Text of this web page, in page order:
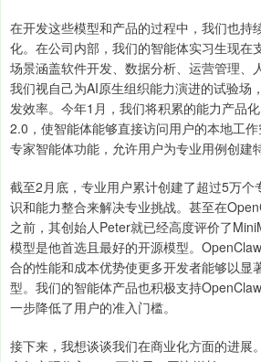
在开发这些模型和产品的过程中，我们也持
化。在公司内部，我们的智能体实习生现在
场景涵盖软件开发、数据分析、运营管理、
我们视自己为AI原生组织能力演进的试验场
发效率。今年1月，我们将积累的能力产品
2.0，使智能体能够直接访问用户的本地工
专家智能体功能，允许用户为专业用例创建
截至2月底，专业用户累计创建了超过5万个
识和能力整合来解决专业挑战。甚至在
之前，其创始人Peter就已经高度评价了
模型是他首选且最好的开源模型。
合的性能和成本优势使更多开发者能够以显
型。我们的智能体产品也积极支持
一步降低了用户的准入门槛。
接下来，我想谈谈我们在商业化方面的进展